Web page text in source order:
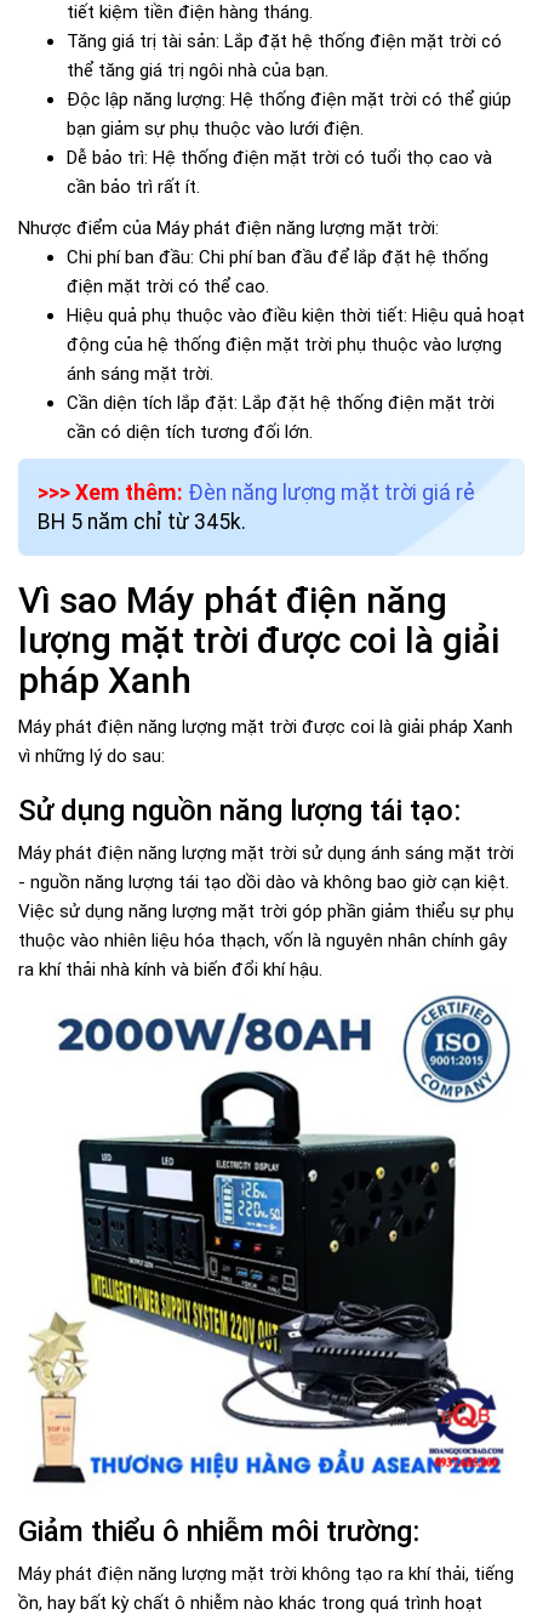
tiết kiệm tiền điện hàng tháng.
Tăng giá trị tài sản: Lắp đặt hệ thống điện mặt trời có
thể tăng giá trị ngôi nhà của bạn.
Độc lập năng lượng: Hệ thống điện mặt trời có thể giúp
bạn giảm sự phụ thuộc vào lưới điện.
Dễ bảo trì: Hệ thống điện mặt trời có tuổi thọ cao và
cần bảo trì rất ít.
Nhược điểm của Máy phát điện năng lượng mặt trời:
Chi phí ban đầu: Chi phí ban đầu để lắp đặt hệ thống
điện mặt trời có thể cao.
Hiệu quả phụ thuộc vào điều kiện thời tiết: Hiệu quả hoạt
động của hệ thống điện mặt trời phụ thuộc vào lượng
ánh sáng mặt trời.
Cần diện tích lắp đặt: Lắp đặt hệ thống điện mặt trời
cần có diện tích tương đối lớn.
>>> Xem thêm: Đèn năng lượng mặt trời giá rẻ
BH 5 năm chỉ từ 345k.
Vì sao Máy phát điện năng
lượng mặt trời được coi là giải
pháp Xanh
Máy phát điện năng lượng mặt trời được coi là giải pháp Xanh
vì những lý do sau:
Sử dụng nguồn năng lượng tái tạo:
Máy phát điện năng lượng mặt trời sử dụng ánh sáng mặt trời
- nguồn năng lượng tái tạo dồi dào và không bao giờ cạn kiệt.
Việc sử dụng năng lượng mặt trời góp phần giảm thiểu sự phụ
thuộc vào nhiên liệu hóa thạch, vốn là nguyên nhân chính gây
ra khí thải nhà kính và biến đổi khí hậu.
Giảm thiểu ô nhiễm môi trường:
Máy phát điện năng lượng mặt trời không tạo ra khí thải, tiếng
ồn, hay bất kỳ chất ô nhiễm nào khác trong quá trình hoạt